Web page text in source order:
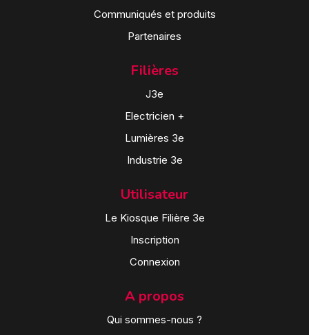
Communiqués et produits
Partenaires
Filières
J3e
Electricien +
Lumières 3e
Industrie 3e
Utilisateur
Le Kiosque Filière 3e
Inscription
Connexion
A propos
Qui sommes-nous ?